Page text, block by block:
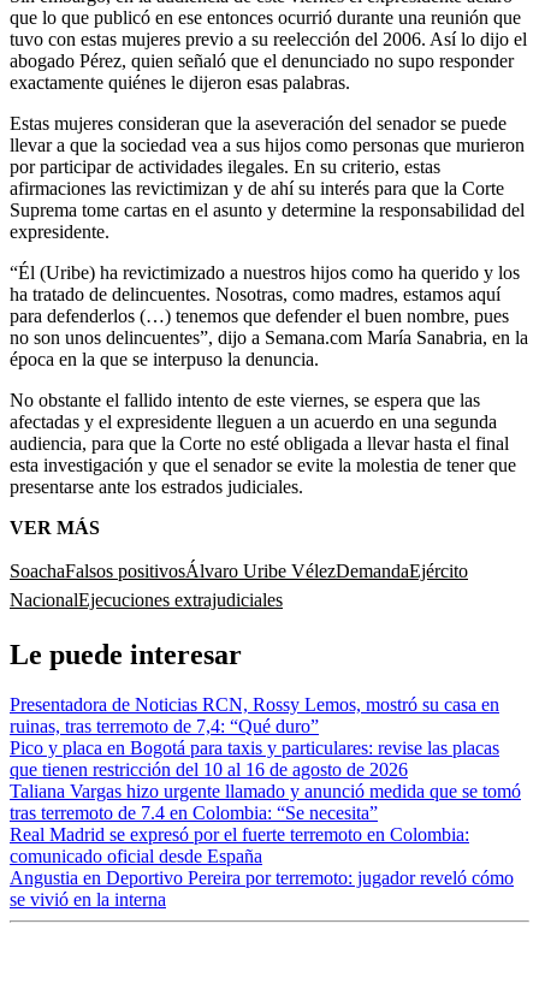
que lo que publicó en ese entonces ocurrió durante una reunión que
tuvo con estas mujeres previo a su reelección del 2006. Así lo dijo el
abogado Pérez, quien señaló que el denunciado no supo responder
exactamente quiénes le dijeron esas palabras.
Estas mujeres consideran que la aseveración del senador se puede
llevar a que la sociedad vea a sus hijos como personas que murieron
por participar de actividades ilegales. En su criterio, estas
afirmaciones las revictimizan y de ahí su interés para que la Corte
Suprema tome cartas en el asunto y determine la responsabilidad del
expresidente.
“Él (Uribe) ha revictimizado a nuestros hijos como ha querido y los
ha tratado de delincuentes. Nosotras, como madres, estamos aquí
para defenderlos (…) tenemos que defender el buen nombre, pues
no son unos delincuentes”, dijo a Semana.com María Sanabria, en la
época en la que se interpuso la denuncia.
No obstante el fallido intento de este viernes, se espera que las
afectadas y el expresidente lleguen a un acuerdo en una segunda
audiencia, para que la Corte no esté obligada a llevar hasta el final
esta investigación y que el senador se evite la molestia de tener que
presentarse ante los estrados judiciales.
VER MÁS
SoachaFalsos positivosÁlvaro Uribe VélezDemandaEjército
NacionalEjecuciones extrajudiciales
Le puede interesar
Presentadora de Noticias RCN, Rossy Lemos, mostró su casa en
ruinas, tras terremoto de 7,4: “Qué duro”
Pico y placa en Bogotá para taxis y particulares: revise las placas
que tienen restricción del 10 al 16 de agosto de 2026
Taliana Vargas hizo urgente llamado y anunció medida que se tomó
tras terremoto de 7.4 en Colombia: “Se necesita”
Real Madrid se expresó por el fuerte terremoto en Colombia:
comunicado oficial desde España
Angustia en Deportivo Pereira por terremoto: jugador reveló cómo
se vivió en la interna